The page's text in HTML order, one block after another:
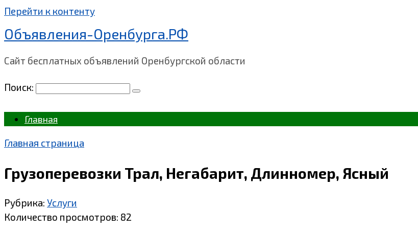
Перейти к контенту
Объявления-Оренбурга.РФ
Сайт бесплатных объявлений Оренбургской области
Поиск:
Главная
Главная страница
Грузоперевозки Трал, Негабарит, Длинномер, Ясный
Рубрика: Услуги
Количество просмотров: 82